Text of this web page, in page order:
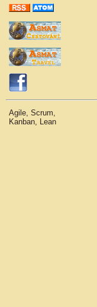
Agile, Scrum,
Kanban, Lean